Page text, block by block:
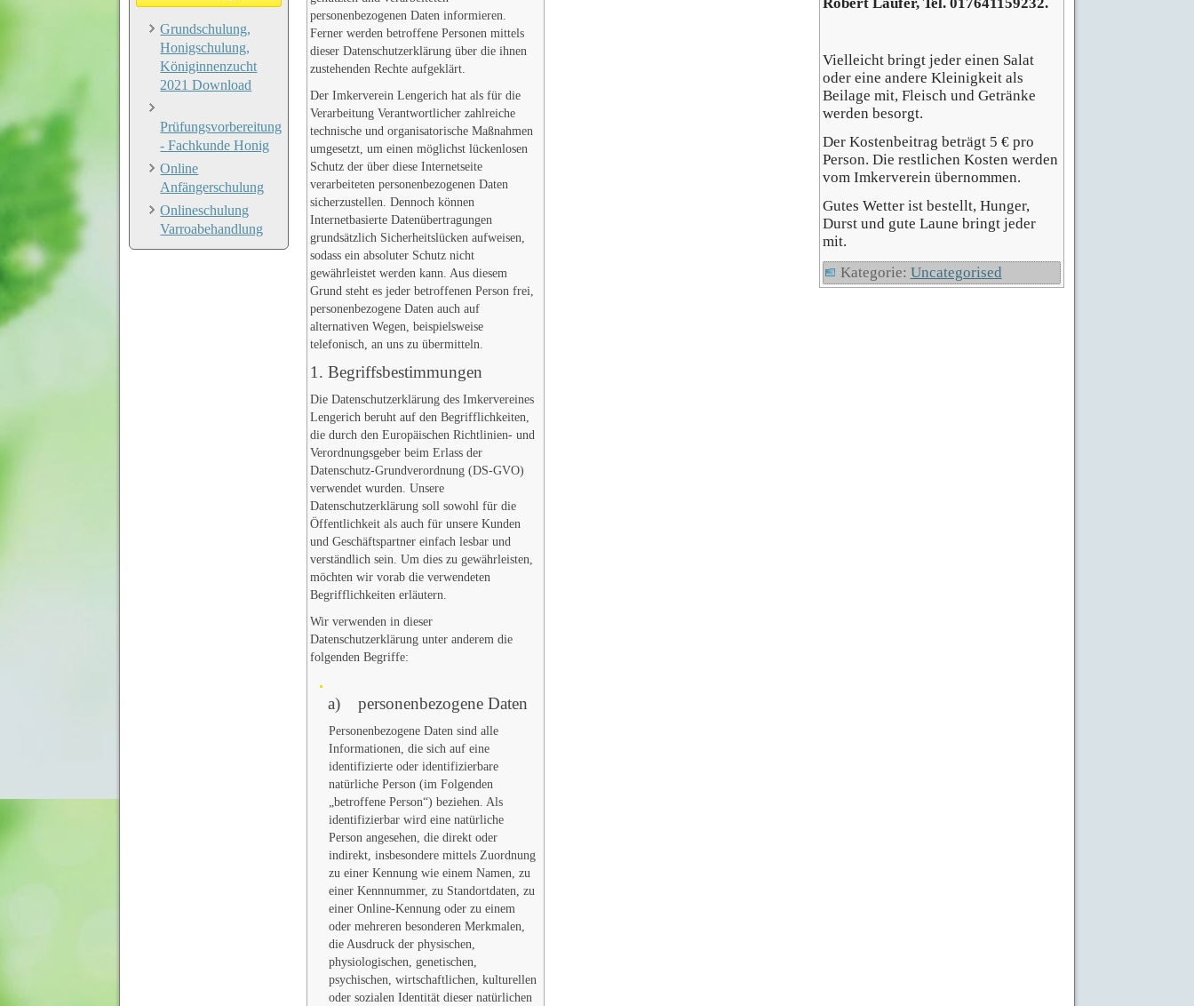
Grundschulung,
Honigschulung,
Königinnenzucht
2021 Download
Prüfungsvorbereitung
- Fachkunde Honig
Online
Anfängerschulung
Onlineschulung
Varroabehandlung
personenbezogenen Daten informieren.
Ferner werden betroffene Personen mittels
dieser Datenschutzerklärung über die ihnen
zustehenden Rechte aufgeklärt.
Der Imkerverein Lengerich hat als für die
Verarbeitung Verantwortlicher zahlreiche
technische und organisatorische Maßnahmen
umgesetzt, um einen möglichst lückenlosen
Schutz der über diese Internetseite
verarbeiteten personenbezogenen Daten
sicherzustellen. Dennoch können
Internetbasierte Datenübertragungen
grundsätzlich Sicherheitslücken aufweisen,
sodass ein absoluter Schutz nicht
gewährleistet werden kann. Aus diesem
Grund steht es jeder betroffenen Person frei,
personenbezogene Daten auch auf
alternativen Wegen, beispielsweise
telefonisch, an uns zu übermitteln.
1. Begriffsbestimmungen
Die Datenschutzerklärung des Imkervereines
Lengerich beruht auf den Begrifflichkeiten,
die durch den Europäischen Richtlinien- und
Verordnungsgeber beim Erlass der
Datenschutz-Grundverordnung (DS-GVO)
verwendet wurden. Unsere
Datenschutzerklärung soll sowohl für die
Öffentlichkeit als auch für unsere Kunden
und Geschäftspartner einfach lesbar und
verständlich sein. Um dies zu gewährleisten,
möchten wir vorab die verwendeten
Begrifflichkeiten erläutern.
Wir verwenden in dieser
Datenschutzerklärung unter anderem die
folgenden Begriffe:
a) personenbezogene Daten
Personenbezogene Daten sind alle
Informationen, die sich auf eine
identifizierte oder identifizierbare
natürliche Person (im Folgenden
„betroffene Person“) beziehen. Als
identifizierbar wird eine natürliche
Person angesehen, die direkt oder
indirekt, insbesondere mittels Zuordnung
zu einer Kennung wie einem Namen, zu
einer Kennnummer, zu Standortdaten, zu
einer Online-Kennung oder zu einem
oder mehreren besonderen Merkmalen,
die Ausdruck der physischen,
physiologischen, genetischen,
psychischen, wirtschaftlichen, kulturellen
oder sozialen Identität dieser natürlichen
Vielleicht bringt jeder einen Salat
oder eine andere Kleinigkeit als
Beilage mit, Fleisch und Getränke
werden besorgt.
Der Kostenbeitrag beträgt 5 € pro
Person. Die restlichen Kosten werden
vom Imkerverein übernommen.
Gutes Wetter ist bestellt, Hunger,
Durst und gute Laune bringt jeder
mit.
Kategorie: Uncategorised